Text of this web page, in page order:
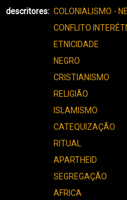
descritores
COLONIALISMO -
CONFLITO
ETNICIDADE
NEGRO
CRISTIANISMO
RELIGIÃO
ISLAMISMO
CATEQUIZAÇÃO
RITUAL
APARTHEID
SEGREGAÇÃO
AFRICA